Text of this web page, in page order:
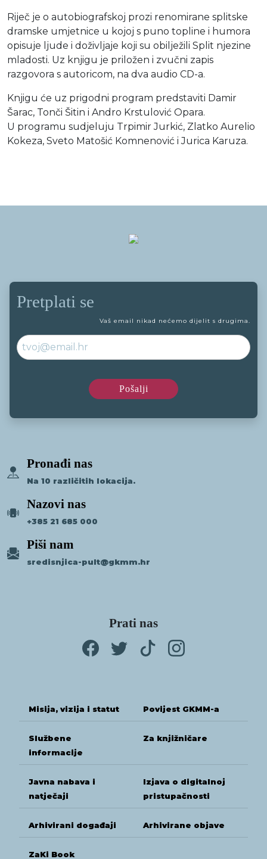
Riječ je o autobiografskoj prozi renomirane splitske
dramske umjetnice u kojoj s puno topline i humora
opisuje ljude i doživljaje koji su obilježili Split njezine
mladosti. Uz knjigu je priložen i zvučni zapis
razgovora s autoricom, na dva audio CD-a.
Knjigu će uz prigodni program predstaviti Damir
Šarac, Tonči Šitin i Andro Krstulović Opara.
U programu sudjeluju Trpimir Jurkić, Zlatko Aurelio
Kokeza, Sveto Matošić Komnenović i Jurica Karuza.
Pretplati se
Vaš email nikad nećemo dijelit s drugima.
Pronađi nas
Na 10 različitih lokacija.
Nazovi nas
+385 21 685 000
Piši nam
sredisnjica-pult@gkmm.hr
Prati nas
Misija, vizija i statut Povijest GKMM-a
Službene
informacije
Za knjižničare
Javna nabava i
natječaji
Izjava o digitalnoj
pristupačnosti
Arhivirani događaji Arhivirane objave
ZaKi Book